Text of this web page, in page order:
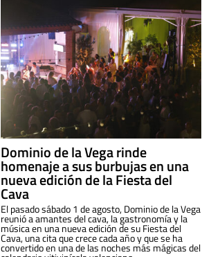
Dominio de la Vega rinde
homenaje a sus burbujas en una
nueva edición de la Fiesta del
Cava
El pasado sábado 1 de agosto, Dominio de la Vega
reunió a amantes del cava, la gastronomía y la
música en una nueva edición de su Fiesta del
Cava, una cita que crece cada año y que se ha
convertido en una de las noches más mágicas del